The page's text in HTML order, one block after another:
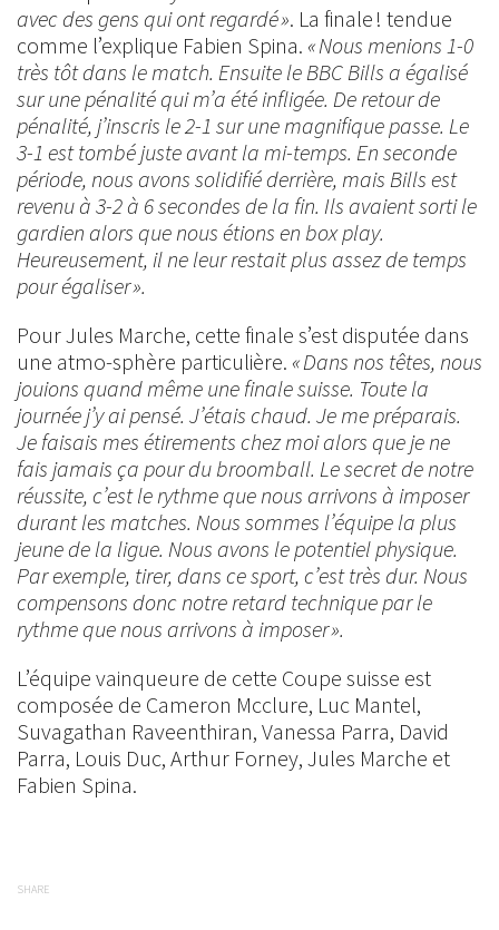
avec des gens qui ont regardé ». La finale ! tendue
comme l’explique Fabien Spina. « Nous menions 1-0
très tôt dans le match. Ensuite le BBC Bills a égalisé
sur une pénalité qui m’a été infligée. De retour de
pénalité, j’inscris le 2-1 sur une magnifique passe. Le
3-1 est tombé juste avant la mi-temps. En seconde
période, nous avons solidifié derrière, mais Bills est
revenu à 3-2 à 6 secondes de la fin. Ils avaient sorti le
gardien alors que nous étions en box play.
Heureusement, il ne leur restait plus assez de temps
pour égaliser ».
Pour Jules Marche, cette finale s’est disputée dans
une atmo-sphère particulière. « Dans nos têtes, nous
jouions quand même une finale suisse. Toute la
journée j’y ai pensé. J’étais chaud. Je me préparais.
Je faisais mes étirements chez moi alors que je ne
fais jamais ça pour du broomball. Le secret de notre
réussite, c’est le rythme que nous arrivons à imposer
durant les matches. Nous sommes l’équipe la plus
jeune de la ligue. Nous avons le potentiel physique.
Par exemple, tirer, dans ce sport, c’est très dur. Nous
compensons donc notre retard technique par le
rythme que nous arrivons à imposer ».
L’équipe vainqueure de cette Coupe suisse est
composée de Cameron Mcclure, Luc Mantel,
Suvagathan Raveenthiran, Vanessa Parra, David
Parra, Louis Duc, Arthur Forney, Jules Marche et
Fabien Spina.
SHARE